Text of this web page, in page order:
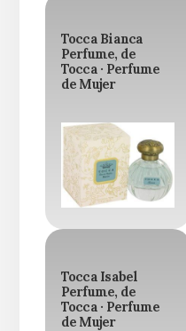
Tocca Bianca
Perfume, de
Tocca · Perfume
de Mujer
Tocca Isabel
Perfume, de
Tocca · Perfume
de Mujer